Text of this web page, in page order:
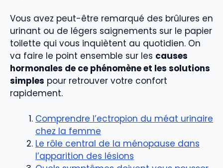
Vous avez peut-être remarqué des brûlures en
urinant ou de légers saignements sur le papier
toilette qui vous inquiètent au quotidien. On
va faire le point ensemble sur les causes
hormonales de ce phénomène et les solutions
simples pour retrouver votre confort
rapidement.
Comprendre l’ectropion du méat urinaire
chez la femme
Le rôle central de la ménopause dans
l’apparition des lésions